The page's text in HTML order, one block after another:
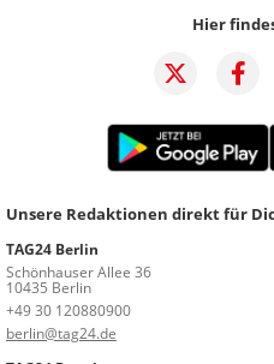
Hier
Unsere Redaktionen direkt für
TAG24 Berlin
Schönhauser Allee 36
10435 Berlin
+49 30 120880900
berlin@tag24.de